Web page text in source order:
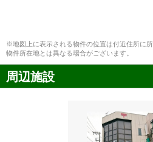
※地図上に表示される物件の位置は付近住所に
物件所在地とは異なる場合がございます。
周辺施設